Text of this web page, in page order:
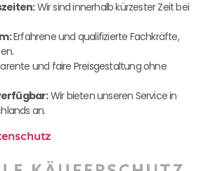
Wir sind innerhalb kürzester Zeit bei
Erfahrene und qualifizierte Fachkräfte,
und faire Preisgestaltung ohne
Wir bieten unseren Service in
an.